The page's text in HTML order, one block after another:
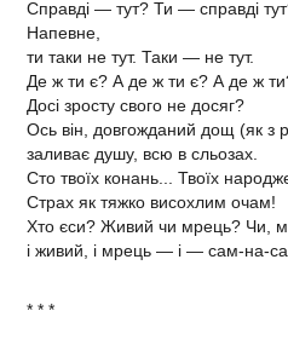
Справді — тут? Ти — справді
Напевне,
ти таки не тут. Таки — не тут.
Де ж ти є? А де ж ти є? А де ж
Досі зросту свого не досяг?
Ось він, довгожданий дощ (як
заливає душу, всю в сльозах.
Сто твоїх конань... Твоїх
Страх як тяжко висохлим очам!
Хто єси? Живий чи мрець? Чи,
і живий, і мрець — і — сам-на-
* * *